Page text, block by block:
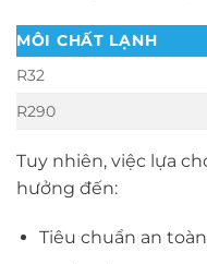
MÔI CHẤT LẠNH
R32
R290
Tuy nhiên, việc lựa
hưởng đến:
Tiêu chuẩn an toàn